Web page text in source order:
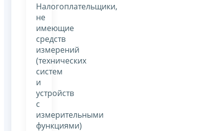
Налогоплательщики,
не
имеющие
средств
измерений
(технических
систем
и
устройств
с
измерительными
функциями)